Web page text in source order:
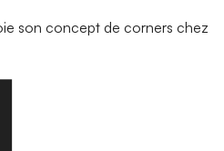
son concept de corners chez